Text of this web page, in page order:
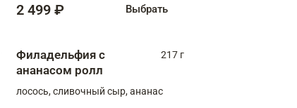
2 499 ₽ Выбрать
Филадельфия с
ананасом ролл
217 г
лосось, сливочный сыр, ананас